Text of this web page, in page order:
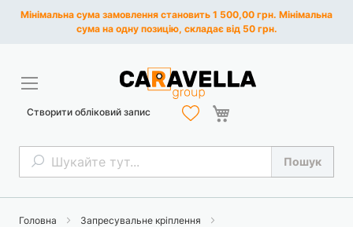
Мінімальна сума замовлення становить 1 500,00 грн. Мінімальна
сума на одну позицію, складає від 50 грн.
Пошук Пошук
Створити обліковий запис
Головна
Запресувальне кріплення